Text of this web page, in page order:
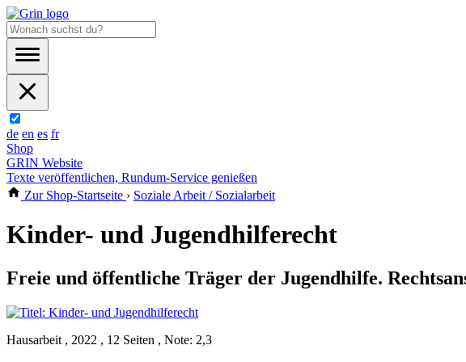
de en es fr
Shop
GRIN Website
Texte veröffentlichen, Rundum-Service genießen
Zur Shop-Startseite › Soziale Arbeit / Sozialarbeit
Kinder- und Jugendhilferecht
Freie und öffentliche Träger der Jugendhilfe.
Hausarbeit , 2022 , 12 Seiten , Note: 2,3